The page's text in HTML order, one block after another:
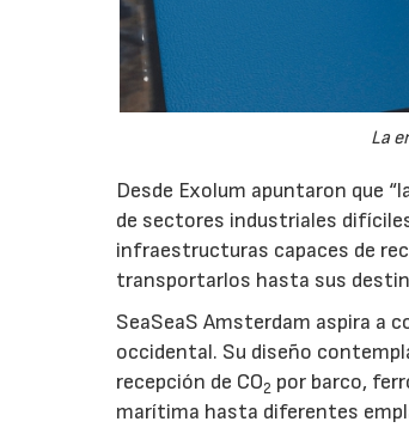
La
Desde Exolum apuntaron que
de sectores industriales
infraestructuras capaces de
transportarlos hasta sus
SeaSeaS Amsterdam aspira a
occidental. Su diseño
recepción de CO2 por barco,
marítima hasta diferentes